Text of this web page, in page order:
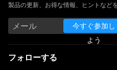
製品の更新、お得な情報、ヒントなど
今すぐ参加し
よう
フォローする